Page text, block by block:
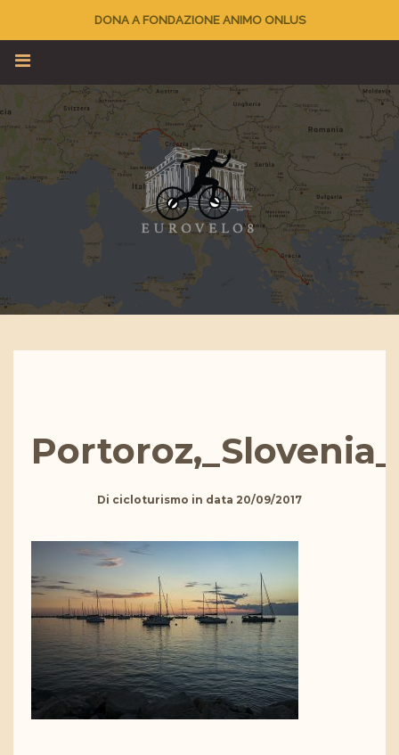
DONA A FONDAZIONE ANIMO ONLUS
Di cicloturismo in data 20/09/2017